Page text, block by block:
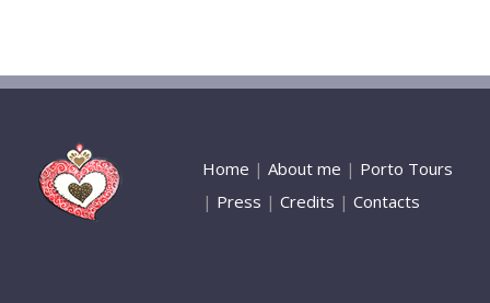
Home | About me | Porto Tours
| Press | Credits | Contacts